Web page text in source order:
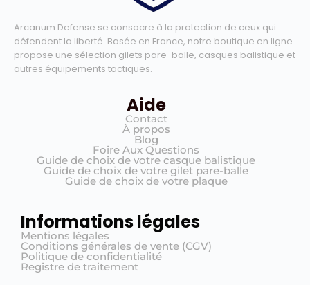
Arcanum Defense se consacre à la protection de ceux qui
défendent la liberté. Basée en France, notre boutique en ligne
propose une sélection gilets pare-balle, casques balistique et
autres équipements tactiques.
Aide
Contact
À propos
Blog
Foire Aux Questions
Guide de choix de votre casque balistique
Guide de choix de votre gilet pare-balle
Guide de choix de votre plaque
Informations légales
Mentions légales
Conditions générales de vente (CGV)
Politique de confidentialité
Registre de traitement